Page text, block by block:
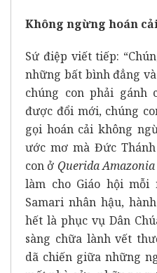
Không ngừng hoán
Sứ điệp viết tiếp:
những bất bình đẳng
chúng con phải gánh
được đổi mới, chúng
gọi hoán cải không
ước mơ mà Đức
con ở Querida Amazonia
làm cho Giáo hội mỗi
Samari nhân hậu,
hết là phục vụ Dân
sàng chữa lành vết
dã chiến giữa những